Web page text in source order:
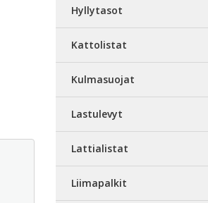
Hyllytasot
Kattolistat
Kulmasuojat
Lastulevyt
Lattialistat
Liimapalkit